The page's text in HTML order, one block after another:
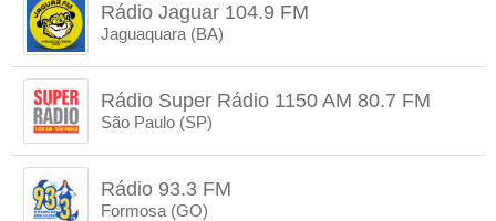
Rádio Jaguar 104.9 FM
Jaguaquara (BA)
Rádio Super Rádio 1150 AM 80.7 FM
São Paulo (SP)
Rádio 93.3 FM
Formosa (GO)